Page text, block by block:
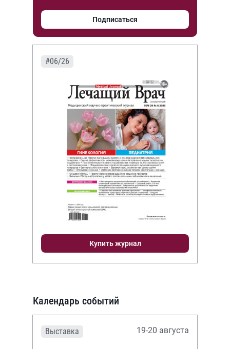
Подписаться
#06/26
Купить журнал
Календарь событий
Выставка 19-20 августа